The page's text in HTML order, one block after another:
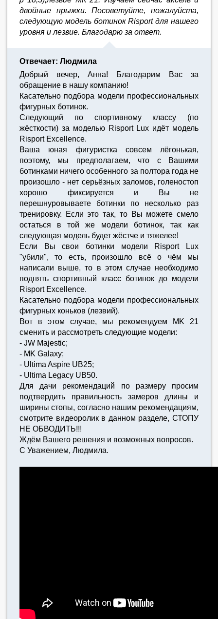
двойные прыжки. Посоветуйте, пожалуйста,
следующую модель ботинок Risport для нашего
уровня и лезвие. Благодарю за ответ.
Отвечает: Людмила
Добрый вечер, Анна! Благодарим Вас за
обращение в нашу компанию!
Касательно подбора модели профессиональных
фигурных ботинок.
Следующий по спортивному классу (по
жёсткости) за моделью Risport Lux идёт модель
Risport Excellence.
Ваша юная фигуристка совсем лёгонькая,
поэтому, мы предполагаем, что с Вашими
ботинками ничего особенного за полтора года не
произошло - нет серьёзных заломов, голеностоп
хорошо фиксируется и Вы не
перешнуровываете ботинки по несколько раз
тренировку. Если это так, то Вы можете смело
остаться в той же модели ботинок, так как
следующая модель будет жёстче и тяжелее!
Если Вы свои ботинки модели Risport Lux
"убили", то есть, произошло всё о чём мы
написали выше, то в этом случае необходимо
поднять спортивный класс ботинок до модели
Risport Excellence.
Касательно подбора модели профессиональных
фигурных коньков (лезвий).
Вот в этом случае, мы рекомендуем MK 21
сменить и рассмотреть следующие модели:
- JW Majestic;
- MK Galaxy;
- Ultima Aspire UB25;
- Ultima Legacy UB50.
Для дачи рекомендаций по размеру просим
подтвердить правильность замеров длины и
ширины стопы, согласно нашим рекомендациям,
смотрите видеоролик в данном разделе, СТОПУ
НЕ ОБВОДИТЬ!!!
Ждём Вашего решения и возможных вопросов.
С Уважением, Людмила.